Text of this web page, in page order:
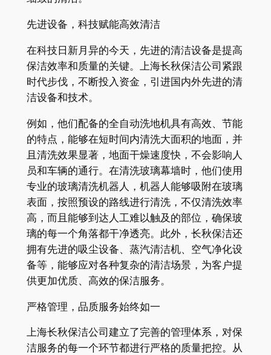
先进设备，科技赋能高效清洁
在科技日新月异的今天，先进的清洁设备是提高
保洁效率和质量的关键。上海长秋保洁公司紧跟
时代步伐，不断投入资金，引进国内外先进的清
洁设备和技术。
例如，他们配备的全自动洗地机具有高效、节能
的特点，能够在短时间内清洗大面积的地面，并
且清洗效果显著，地面干燥速度快，不会影响人
员和车辆的通行。在清洗玻璃幕墙时，他们使用
专业的玻璃清洗机器人，机器人能够吸附在玻璃
表面，按照预设的路线进行清洗，不仅清洗效率
高，而且能够到达人工难以触及的部位，确保玻
璃的每一个角落都干净透亮。此外，长秋保洁还
拥有先进的吸尘设备、蒸汽清洁机、空气净化设
备等，能够应对各种复杂的清洁场景，为客户提
供更加优质、高效的保洁服务。
严格管理，品质服务始终如一
上海长秋保洁公司建立了完善的管理体系，对保
洁服务的每一个环节都进行严格的质量把控。从